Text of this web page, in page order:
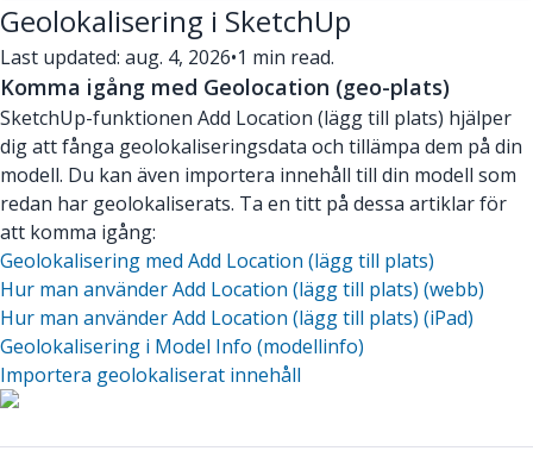
Geolokalisering i SketchUp
Last updated: aug. 4, 2026•1 min read.
Komma igång med Geolocation (geo-plats)
SketchUp-funktionen Add Location (lägg till plats) hjälper
dig att fånga geolokaliseringsdata och tillämpa dem på din
modell. Du kan även importera innehåll till din modell som
redan har geolokaliserats. Ta en titt på dessa artiklar för
att komma igång:
Geolokalisering med Add Location (lägg till plats)
Hur man använder Add Location (lägg till plats) (webb)
Hur man använder Add Location (lägg till plats) (iPad)
Geolokalisering i Model Info (modellinfo)
Importera geolokaliserat innehåll